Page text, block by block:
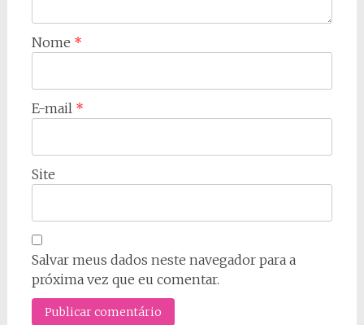
Nome *
E-mail *
Site
Salvar meus dados neste navegador para a
próxima vez que eu comentar.